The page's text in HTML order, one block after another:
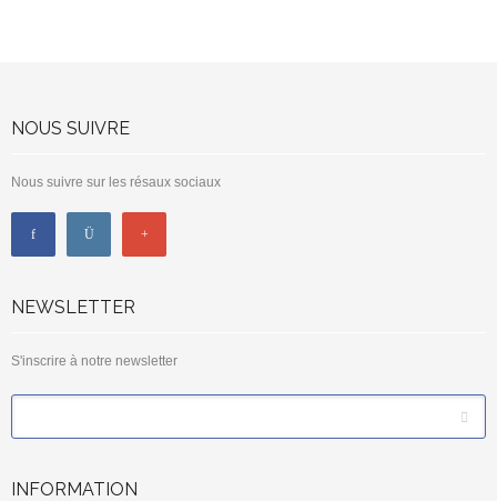
NOUS SUIVRE
Nous suivre sur les résaux sociaux
NEWSLETTER
S'inscrire à notre newsletter
INFORMATION